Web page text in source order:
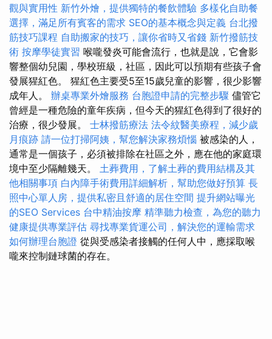
觀與實用性 新竹外燴，提供獨特的餐飲體驗 多樣化自助餐
選擇，滿足所有賓客的需求 SEO的基本概念與定義 台北撥
筋技巧課程 自助搬家的技巧，讓你省時又省錢 新竹撥筋技
術 按摩學徒實習 喉嚨發炎可能會流行，也就是說，它會影
響整個幼兒園，學校班級，社區，因此可以預期有些孩子會
發展猩紅色。 猩紅色主要受5至15歲兒童的影響，很少影響
成年人。 辦桌專業外燴服務 台胞證申請的完整步驟 儘管它
曾經是一種危險的童年疾病，但今天的猩紅色得到了很好的
治療，很少發展。 士林撥筋療法 法令紋醫美療程，減少歲
月痕跡 請一位打掃阿姨，幫您解決家務煩惱 被感染的人，
通常是一個孩子，必須被排除在社區之外，應在他的家庭環
境中至少隔離幾天。 土葬費用，了解土葬的費用結構及其
他相關事項 白內障手術費用詳細解析，幫助您做好預算 長
照中心單人房，提供私密且舒適的居住空間 提升網站曝光
的SEO Services 台中精油按摩 精準聽力檢查，為您的聽力
健康提供專業評估 尋找專業貨運公司，解決您的運輸需求
如何辦理台胞證 從與受感染者接觸的任何人中，應採取喉
嚨來控制鏈球菌的存在。